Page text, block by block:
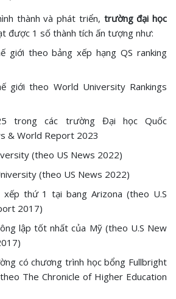
thành và phát triển, trường đại học
được 1 số thành tích ấn tượng như:
giới theo bảng xếp hạng QS ranking
giới theo World University Rankings
trong các trường Đại học Quốc
& World Report 2023
(theo US News 2022)
(theo US News 2022)
thứ 1 tại bang Arizona (theo U.S
2017)
lập tốt nhất của Mỹ (theo U.S New
có chương trình học bổng Fullbright
The Chronicle of Higher Education